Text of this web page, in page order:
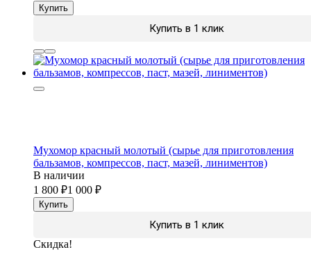
Купить
Купить в 1 клик
Мухомор красный молотый (сырье для приготовления
бальзамов, компрессов, паст, мазей, линиментов)
В наличии
1 800
1 000
Купить
Купить в 1 клик
Скидка!